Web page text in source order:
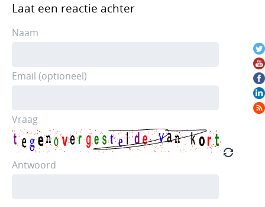
Laat een reactie achter
Naam
Email (optioneel)
Vraag
Antwoord